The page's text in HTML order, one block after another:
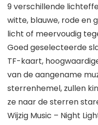
9 verschillende
witte, blauwe, rode en
licht of meervoudig
Goed geselecteerde
TF-kaart,
van de aangename
sterrenhemel, zullen
ze naar de sterren
Wijzig Music – Night